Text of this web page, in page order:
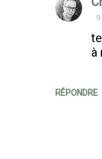
RÉPONDRE
à